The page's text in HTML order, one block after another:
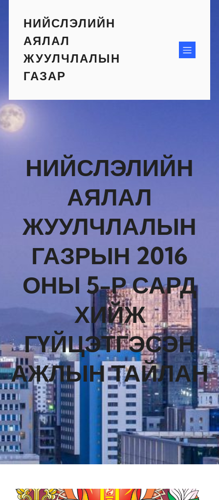
contentНИЙСЛЭЛИЙН
АЯЛАЛ
ЖУУЛЧЛАЛЫН
ГАЗАР
НИЙСЛЭЛИЙН
АЯЛАЛ
ЖУУЛЧЛАЛЫН
ГАЗРЫН 2016
ОНЫ 5-Р САРД
ХИЙЖ
ГҮЙЦЭТГЭСЭН
АЖЛЫН ТАЙЛАН